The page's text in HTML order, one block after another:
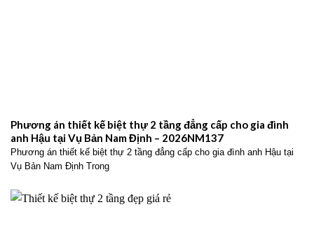
Phương án thiết kế biệt thự 2 tầng đẳng cấp cho gia đình
anh Hậu tại Vụ Bản Nam Định – 2026NM137
Phương án thiết kế biệt thự 2 tầng đẳng cấp cho gia đình anh Hậu tại
Vụ Bản Nam Định Trong